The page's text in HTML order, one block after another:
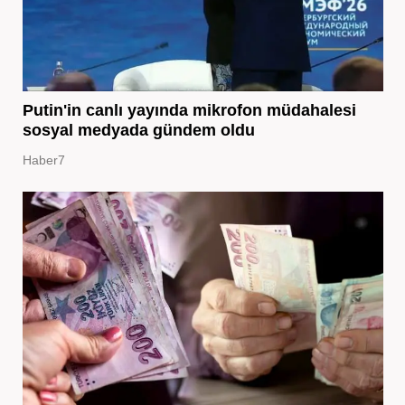
Putin'in canlı yayında mikrofon müdahalesi
sosyal medyada gündem oldu
Haber7